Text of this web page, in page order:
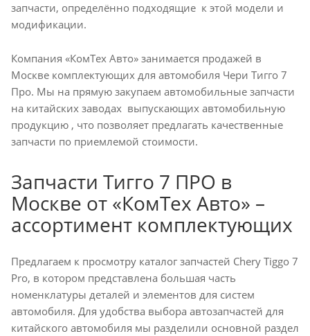
запчасти, определённо подходящие к этой модели и
модификации.
Компания «КомТех Авто» занимается продажей в
Москве комплектующих для автомобиля Чери Тигго 7
Про. Мы на прямую закупаем автомобильные запчасти
на китайских заводах выпускающих автомобильную
продукцию , что позволяет предлагать качественные
запчасти по приемлемой стоимости.
Запчасти Тигго 7 ПРО в
Москве от «КомТех Авто» –
ассортимент комплектующих
Предлагаем к просмотру каталог запчастей Chery Tiggo 7
Pro, в котором представлена большая часть
номенклатуры деталей и элементов для систем
автомобиля. Для удобства выбора автозапчастей для
китайского автомобиля мы разделили основной раздел